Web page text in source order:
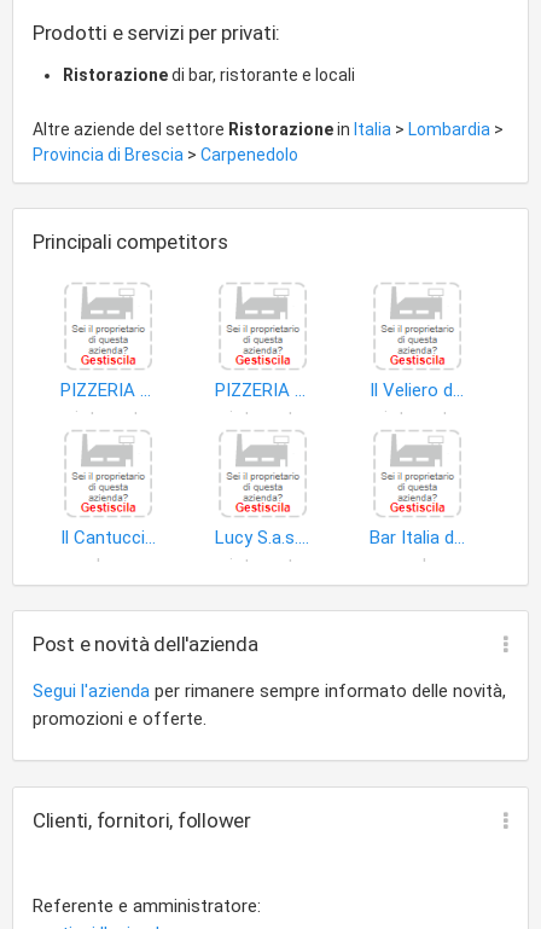
Prodotti e servizi per privati:
Ristorazionedi bar, ristorante e locali
Altre aziende del settore Ristorazionein Italia > Lombardia >
Provincia di Brescia > Carpenedolo
Principali competitors
PIZZERIA DA PIO E JONNY DI SETOLA PIO
ristorante
PIZZERIA CASTELLO
ristorante
Il Veliero di El Shahat Ismaiel e C. S.a.s
ristorante
Il Cantuccio di Onorini Mara & C. S.n.c
bar
Lucy S.a.s. di Corestini Lucia e C
ristorante
Bar Italia di Bosio Maria e Cerutti Marisa S.n.c
pub
Post e novità dell'azienda
Segui l'azienda per rimanere sempre informato delle novità,
promozioni e offerte.
Clienti, fornitori, follower
Referente e amministratore: